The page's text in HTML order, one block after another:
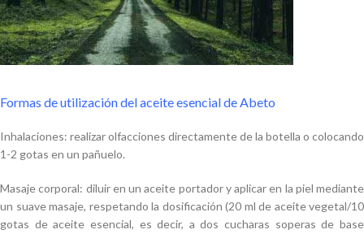
Formas de utilización del aceite esencial de Abeto
Inhalaciones: realizar olfacciones directamente de la botella o colocando
1-2 gotas en un pañuelo.
Masaje corporal: diluir en un aceite portador y aplicar en la piel mediante
un suave masaje, respetando la dosificación (20 ml de aceite vegetal/10
gotas de aceite esencial, es decir, a dos cucharas soperas de base